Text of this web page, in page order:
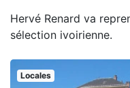
Hervé Renard va
sélection ivoirienne.
Locales